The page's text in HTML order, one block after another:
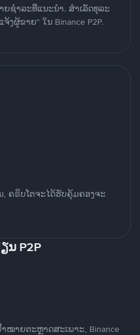
ຊຳລະທີ່ແນະນໍາ. ສໍາເລັດທຸລະ
ງຜູ້ຂາຍ" ໃນ Binance P2P.
, ຄຣິບໂຕຈະໄດ້ຮັບຄຸ້ມຄອງຈະ
ນ P2P
ໝາຍຕະຫຼາດສະເພາະ, Binance